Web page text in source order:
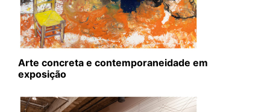
Arte concreta e contemporaneidade em
exposição